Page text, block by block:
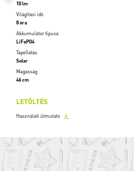
10 lm
Világítási idő
8 óra
Akkumulátor típusa
LiFePO4
Tápellátás
Solar
Magasság
46 cm
LETÖLTÉS
Használati útmutató